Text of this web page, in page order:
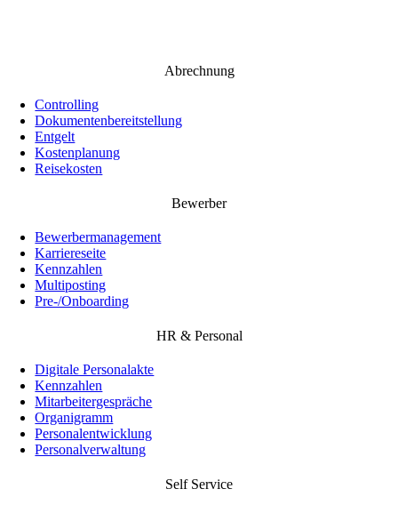
Abrechnung
Controlling
Dokumentenbereitstellung
Entgelt
Kostenplanung
Reisekosten
Bewerber
Bewerbermanagement
Karriereseite
Kennzahlen
Multiposting
Pre-/Onboarding
HR & Personal
Digitale Personalakte
Kennzahlen
Mitarbeitergespräche
Organigramm
Personalentwicklung
Personalverwaltung
Self Service